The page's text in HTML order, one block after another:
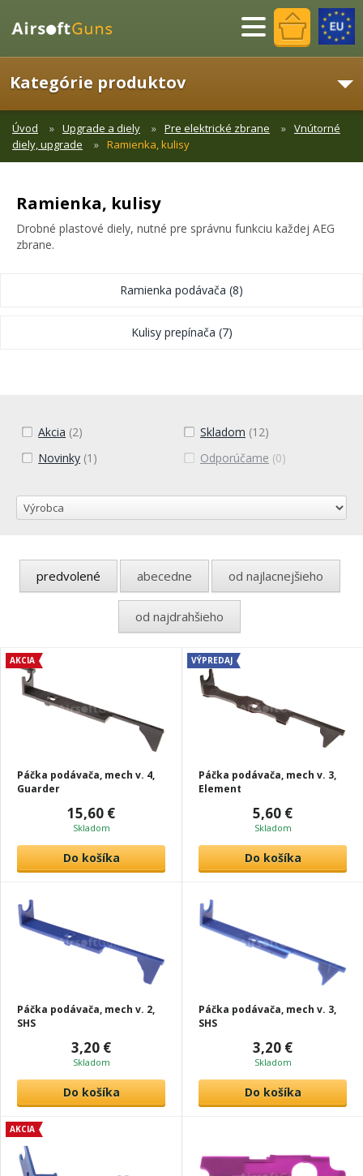
Menu
Kategórie produktov
Úvod Upgrade a diely Pre elektrické zbrane
Vnútorné
diely, upgrade
Ramienka, kulisy
Ramienka, kulisy
Drobné plastové diely, nutné pre správnu funkciu každej AEG
zbrane.
Ramienka podávača (8)
Kulisy prepínača (7)
Akcia (2) Skladom (12)
Novinky (1) Odporúčame (0)
predvolené abecedne od najlacnejšieho
od najdrahšieho
Páčka podávača, mech v. 4,
Guarder
15,60 €
Skladom
AKCIA
Do košíka
Páčka podávača, mech v. 3,
Element
5,60 €
Skladom
VÝPREDAJ
Do košíka
Páčka podávača, mech v. 2,
SHS
3,20 €
Skladom
Do košíka
Páčka podávača, mech v. 3,
SHS
3,20 €
Skladom
Do košíka
AKCIA